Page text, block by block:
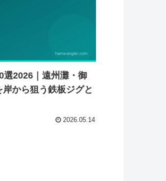
選2026｜遠州灘・御
から狙う鉄板ジグと
2026.05.14